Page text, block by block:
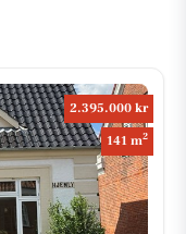
2.395.000 kr
141 m2